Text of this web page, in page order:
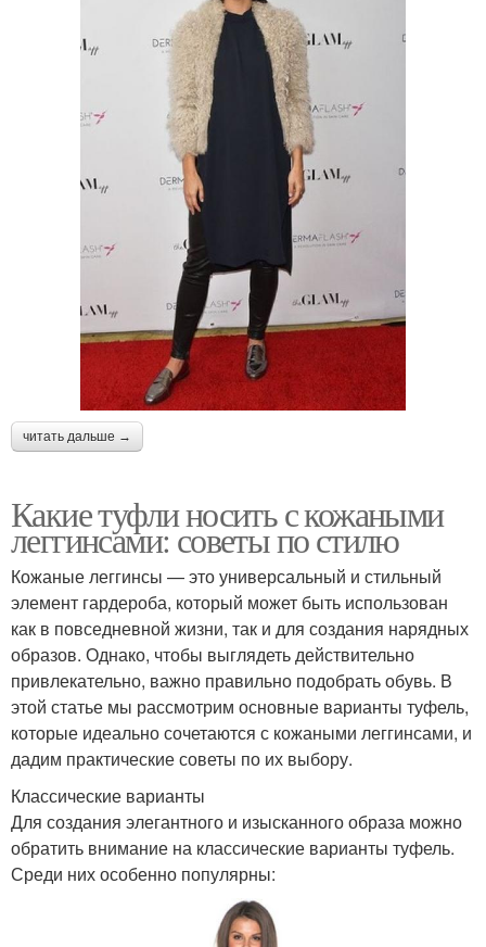
читать дальше →
Какие туфли носить с кожаными
леггинсами: советы по стилю
Кожаные леггинсы — это универсальный и стильный
элемент гардероба, который может быть использован
как в повседневной жизни, так и для создания нарядных
образов. Однако, чтобы выглядеть действительно
привлекательно, важно правильно подобрать обувь. В
этой статье мы рассмотрим основные варианты туфель,
которые идеально сочетаются с кожаными леггинсами, и
дадим практические советы по их выбору.
Классические варианты
Для создания элегантного и изысканного образа можно
обратить внимание на классические варианты туфель.
Среди них особенно популярны: